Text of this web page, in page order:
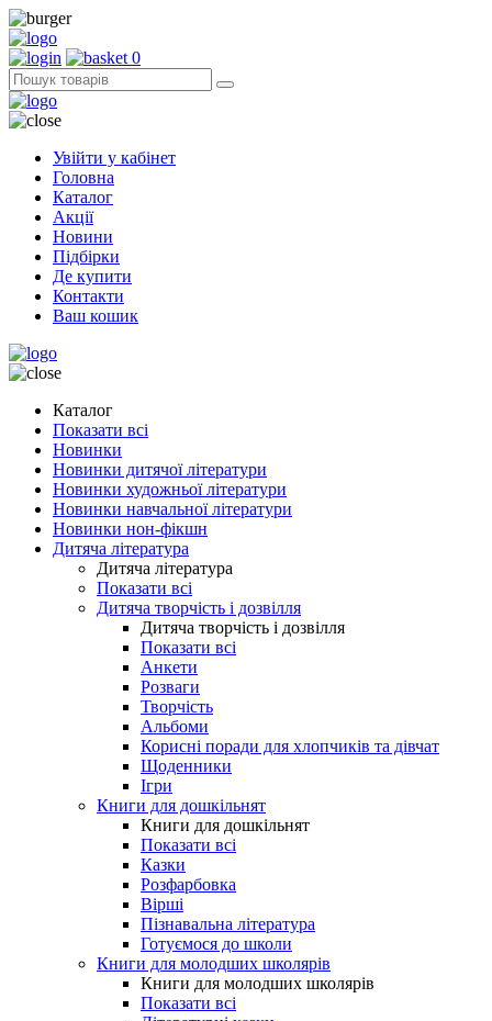
0
Увійти у кабінет
Головна
Каталог
Акції
Новини
Підбірки
Де купити
Контакти
Ваш кошик
Каталог
Показати всі
Новинки
Новинки дитячої літератури
Новинки художньої літератури
Новинки навчальної літератури
Новинки нон-фікшн
Дитяча література
Дитяча література
Показати всі
Дитяча творчість і дозвілля
Дитяча творчість і дозвілля
Показати всі
Анкети
Розваги
Творчість
Альбоми
Корисні поради для хлопчиків та дівчат
Щоденники
Ігри
Книги для дошкільнят
Книги для дошкільнят
Показати всі
Казки
Розфарбовка
Вірші
Пізнавальна література
Готуємося до школи
Книги для молодших школярів
Книги для молодших школярів
Показати всі